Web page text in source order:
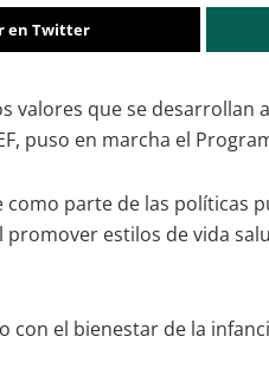
en Twitter
que se desarrollan
puso en marcha el
parte de las políticas
estilos de vida
el bienestar de la